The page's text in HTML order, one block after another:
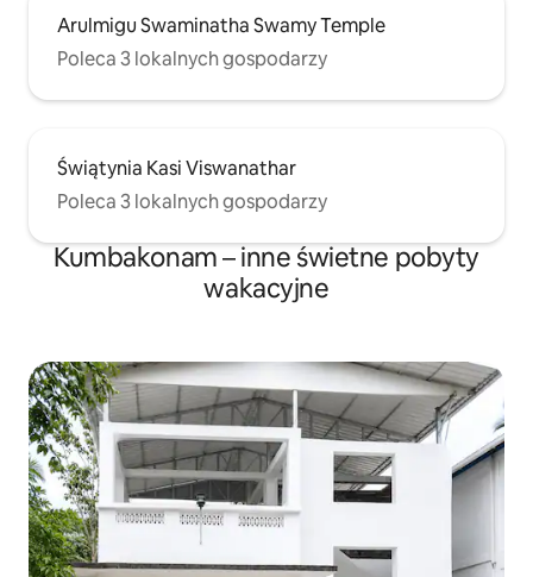
Arulmigu Swaminatha Swamy Temple
Poleca 3 lokalnych gospodarzy
Świątynia Kasi Viswanathar
Poleca 3 lokalnych gospodarzy
Kumbakonam – inne świetne pobyty
wakacyjne